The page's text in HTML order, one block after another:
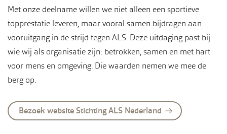
Met onze deelname willen we niet alleen een sportieve
topprestatie leveren, maar vooral samen bijdragen aan
vooruitgang in de strijd tegen ALS. Deze uitdaging past bij
wie wij als organisatie zijn: betrokken, samen en met hart
voor mens en omgeving. Die waarden nemen we mee de
berg op.
Bezoek website Stichting ALS Nederland